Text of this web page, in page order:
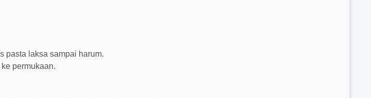
pasta laksa sampai harum.
permukaan.